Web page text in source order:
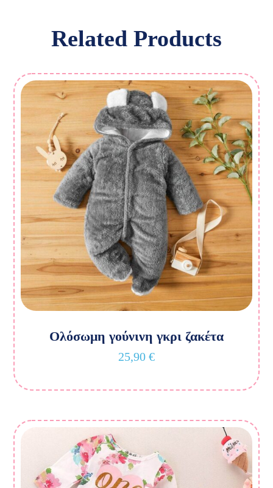
Related Products
Ολόσωμη γούνινη γκρι ζακέτα
25,90 €